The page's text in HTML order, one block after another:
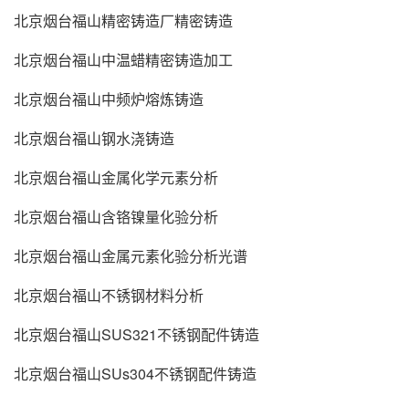
北京烟台福山精密铸造厂精密铸造
北京烟台福山中温蜡精密铸造加工
北京烟台福山中频炉熔炼铸造
北京烟台福山钢水浇铸造
北京烟台福山金属化学元素分析
北京烟台福山含铬镍量化验分析
北京烟台福山金属元素化验分析光谱
北京烟台福山不锈钢材料分析
北京烟台福山SUS321不锈钢配件铸造
北京烟台福山SUs304不锈钢配件铸造